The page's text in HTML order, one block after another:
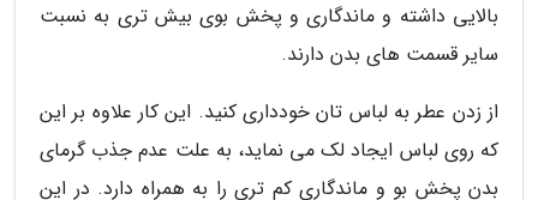
بالایی داشته و ماندگاری و پخش بوی بیش تری به نسبت
سایر قسمت های بدن دارند.
از زدن عطر به لباس تان خودداری کنید. این کار علاوه بر این
که روی لباس ایجاد لک می نماید، به علت عدم جذب گرمای
بدن پخش بو و ماندگاری کم تری را به همراه دارد. در این